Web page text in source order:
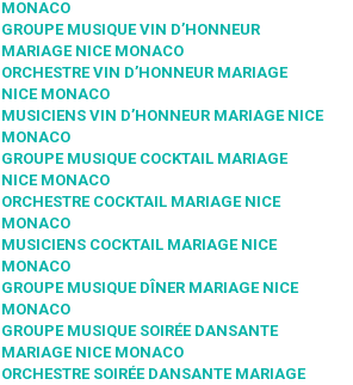
MONACO
GROUPE MUSIQUE VIN D’HONNEUR
MARIAGE NICE MONACO
ORCHESTRE VIN D’HONNEUR MARIAGE
NICE MONACO
MUSICIENS VIN D’HONNEUR MARIAGE NICE
MONACO
GROUPE MUSIQUE COCKTAIL MARIAGE
NICE MONACO
ORCHESTRE COCKTAIL MARIAGE NICE
MONACO
MUSICIENS COCKTAIL MARIAGE NICE
MONACO
GROUPE MUSIQUE DÎNER MARIAGE NICE
MONACO
GROUPE MUSIQUE SOIRÉE DANSANTE
MARIAGE NICE MONACO
ORCHESTRE SOIRÉE DANSANTE MARIAGE